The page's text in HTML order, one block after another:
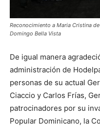
Reconocimiento a Maria Cristina
Domingo Bella Vista
De igual manera
administración de
personas de su actual
Ciaccio y Carlos Frías,
patrocinadores por su
Popular Dominicano, la